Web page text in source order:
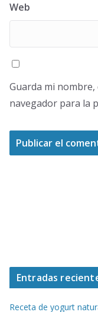
Web
Guarda mi
navegador para la
Entradas
Receta de yogurt